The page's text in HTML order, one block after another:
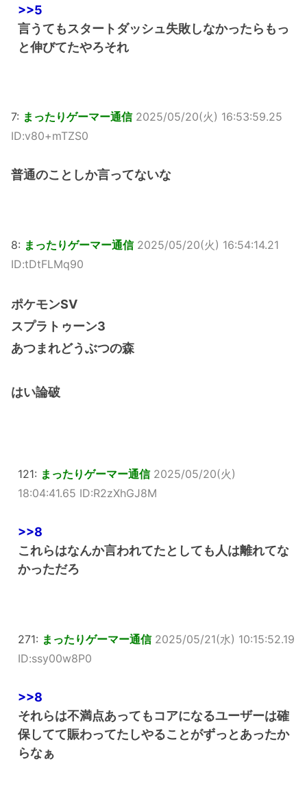
>>5
言うてもスタートダッシュ失敗しなかったらもっ
と伸びてたやろそれ
7: まったりゲーマー通信 2025/05/20(火) 16:53:59.25
ID:v80+mTZS0
普通のことしか言ってないな
8: まったりゲーマー通信 2025/05/20(火) 16:54:14.21
ID:tDtFLMq90
ポケモンSV
スプラトゥーン3
あつまれどうぶつの森
はい論破
121: まったりゲーマー通信 2025/05/20(火)
18:04:41.65 ID:R2zXhGJ8M
>>8
これらはなんか言われてたとしても人は離れてな
かっただろ
271: まったりゲーマー通信 2025/05/21(水) 10:15:52.19
ID:ssy00w8P0
>>8
それらは不満点あってもコアになるユーザーは確
保してて賑わってたしやることがずっとあったか
らなぁ